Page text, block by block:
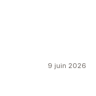
9 juin 2026